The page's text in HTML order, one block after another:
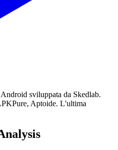
sviluppata da Skedlab.
Aptoide. L'ultima